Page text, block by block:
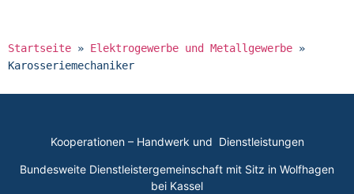
Startseite » Elektrogewerbe und Metallgewerbe »
Karosseriemechaniker
Kooperationen – Handwerk und Dienstleistungen
Bundesweite Dienstleistergemeinschaft mit Sitz in Wolfhagen
bei Kassel